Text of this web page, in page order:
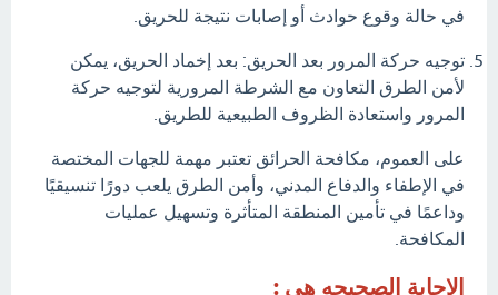
في حالة وقوع حوادث أو إصابات نتيجة للحريق.
توجيه حركة المرور بعد الحريق: بعد إخماد الحريق، يمكن
لأمن الطرق التعاون مع الشرطة المرورية لتوجيه حركة
المرور واستعادة الظروف الطبيعية للطريق.
على العموم، مكافحة الحرائق تعتبر مهمة للجهات المختصة
في الإطفاء والدفاع المدني، وأمن الطرق يلعب دورًا تنسيقيًا
وداعمًا في تأمين المنطقة المتأثرة وتسهيل عمليات
المكافحة.
الاجابة الصحيحه هي :